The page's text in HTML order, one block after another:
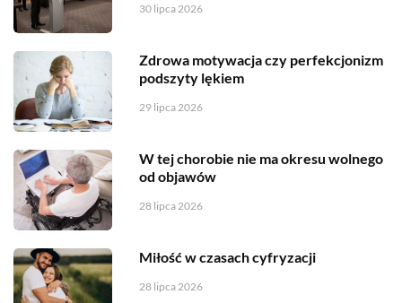
30 lipca 2026
Zdrowa motywacja czy perfekcjonizm
podszyty lękiem
29 lipca 2026
W tej chorobie nie ma okresu wolnego
od objawów
28 lipca 2026
Miłość w czasach cyfryzacji
28 lipca 2026